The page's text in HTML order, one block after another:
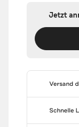
Jetzt
Versand
Schnelle